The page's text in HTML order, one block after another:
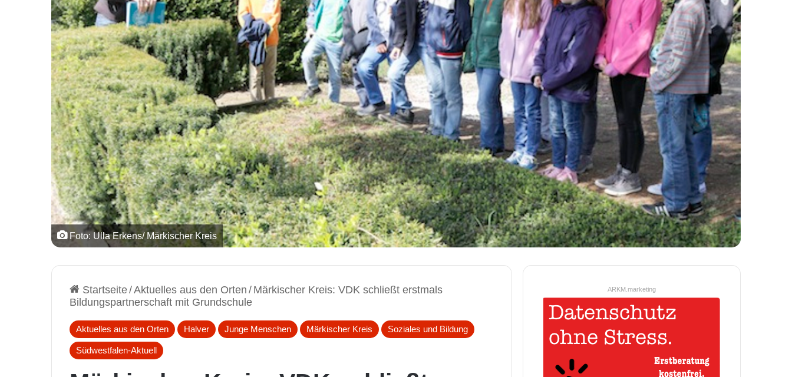
Foto: Ulla Erkens/ Märkischer Kreis
Startseite/Aktuelles aus den Orten / Märkischer Kreis: VDK schließt erstmals
Bildungspartnerschaft mit Grundschule
Aktuelles aus den Orten Halver Junge Menschen Märkischer Kreis Soziales und Bildung
Südwestfalen-Aktuell
ARKM.marketing